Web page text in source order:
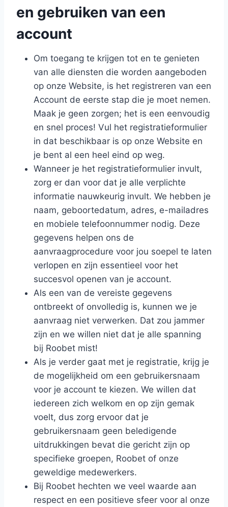
en gebruiken van een
account
Om toegang te krijgen tot en te genieten
van alle diensten die worden aangeboden
op onze Website, is het registreren van een
Account de eerste stap die je moet nemen.
Maak je geen zorgen; het is een eenvoudig
en snel proces! Vul het registratieformulier
in dat beschikbaar is op onze Website en
je bent al een heel eind op weg.
Wanneer je het registratieformulier invult,
zorg er dan voor dat je alle verplichte
informatie nauwkeurig invult. We hebben je
naam, geboortedatum, adres, e-mailadres
en mobiele telefoonnummer nodig. Deze
gegevens helpen ons de
aanvraagprocedure voor jou soepel te laten
verlopen en zijn essentieel voor het
succesvol openen van je account.
Als een van de vereiste gegevens
ontbreekt of onvolledig is, kunnen we je
aanvraag niet verwerken. Dat zou jammer
zijn en we willen niet dat je alle spanning
bij Roobet mist!
Als je verder gaat met je registratie, krijg je
de mogelijkheid om een gebruikersnaam
voor je account te kiezen. We willen dat
iedereen zich welkom en op zijn gemak
voelt, dus zorg ervoor dat je
gebruikersnaam geen beledigende
uitdrukkingen bevat die gericht zijn op
specifieke groepen, Roobet of onze
geweldige medewerkers.
Bij Roobet hechten we veel waarde aan
respect en een positieve sfeer voor al onze